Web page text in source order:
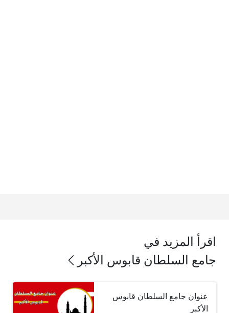
اقرأ المزيد في
جامع السلطان قابوس الأكبر
عنوان جامع السلطان قابوس
الأكبر